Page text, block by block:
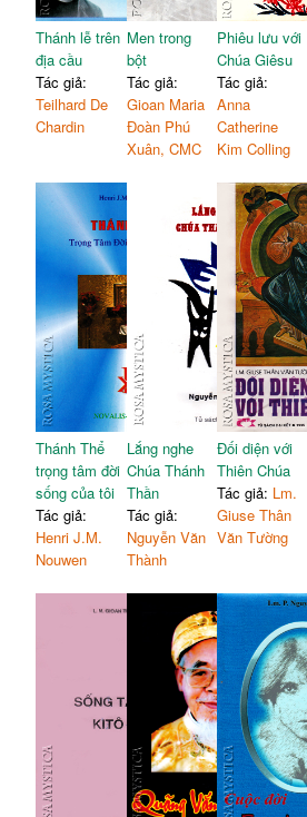
Thánh lễ trên
địa cầu
Tác giả:
Teilhard De
Chardin
Men trong
bột
Tác giả:
Gioan Maria
Đoàn Phú
Xuân, CMC
Phiêu lưu với
Chúa Giêsu
Tác giả:
Anna
Catherine
Kim Colling
Thánh Thể
trọng tâm đời
sống của tôi
Tác giả:
Henri J.M.
Nouwen
Lắng nghe
Chúa Thánh
Thần
Tác giả:
Nguyễn Văn
Thành
Đối diện với
Thiên Chúa
Tác giả: Lm.
Giuse Thân
Văn Tường